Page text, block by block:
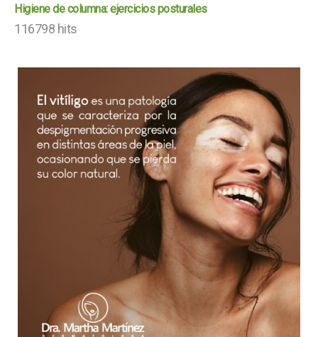
Higiene de columna: ejercicios posturales
116798 hits